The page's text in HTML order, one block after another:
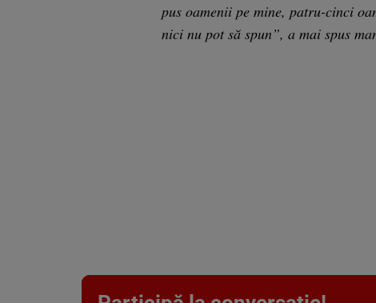
pus oamenii pe mine, patru-cinci
nici nu pot să spun”, a mai spus